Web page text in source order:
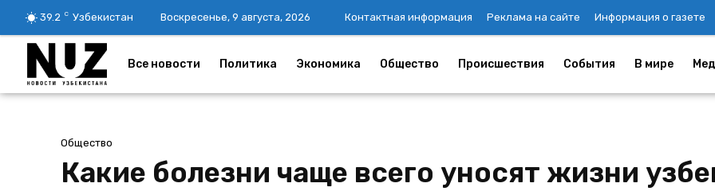
39.2 C Узбекистан Воскресенье, 9 августа, 2026 Контактная информация Реклама на сайте Информация о газете
Все новости Политика Экономика Общество Происшествия События В мире
Общество
Какие болезни чаще всего уносят жизни